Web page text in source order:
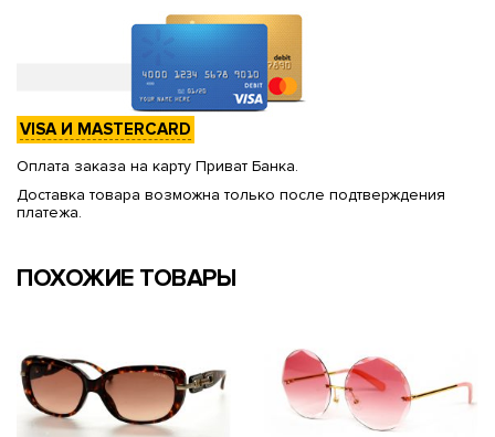
VISA И MASTERCARD
Оплата заказа на карту Приват Банка.
Доставка товара возможна только после подтверждения
платежа.
ПОХОЖИЕ ТОВАРЫ